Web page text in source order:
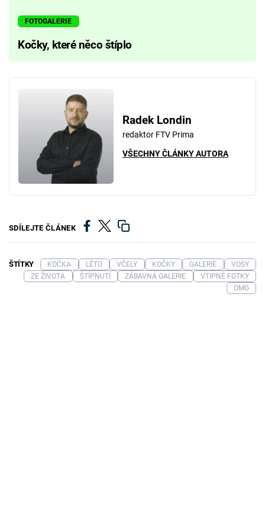
FOTOGALERIE
Kočky, které něco štíplo
Radek Londin
redaktor FTV Prima
VŠECHNY ČLÁNKY AUTORA
SDÍLEJTE ČLÁNEK
ŠTÍTKY KOČKA LÉTO VČELY KOČKY GALERIE
VOSY
ZE ŽIVOTA
ŠTÍPNUTÍ ZÁBAVNÁ GALERIE
VTIPNÉ FOTKY
OMG